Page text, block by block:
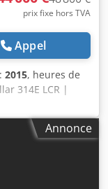
prix fixe hors TVA
Appel
2015, heures de
314E LCR |
📍Localisation
– Utilisez
les coûts de
44 000 EUR ou
Annonce